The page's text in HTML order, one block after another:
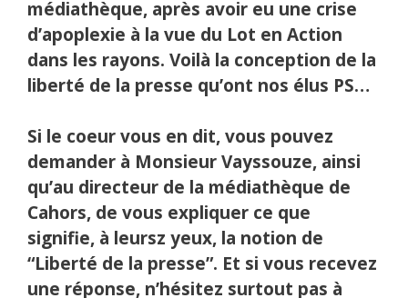
médiathèque, après avoir eu une crise
d’apoplexie à la vue du Lot en Action
dans les rayons. Voilà la conception de la
liberté de la presse qu’ont nos élus PS…
Si le coeur vous en dit, vous pouvez
demander à Monsieur Vayssouze, ainsi
qu’au directeur de la médiathèque de
Cahors, de vous expliquer ce que
signifie, à leursz yeux, la notion de
“Liberté de la presse”. Et si vous recevez
une réponse, n’hésitez surtout pas à